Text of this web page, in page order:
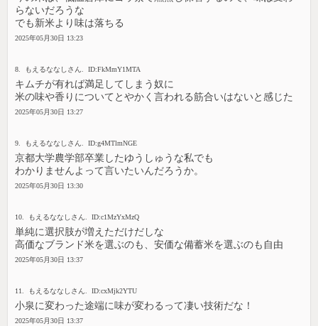
らないだろうな
でも新米より味は落ちる
2025年05月30日 13:23
8. もえるななしさん. ID:FkMmY1MTA
キムチが有れば満足してしまう奴に
米の味や香りについてとやかく言われる筋合いはないと感じた
2025年05月30日 13:27
9. もえるななしさん. ID:g4MTlmNGE
京都大学農学部卒業したゆうしゅうな私でも
わかりませんよって言いたいんだろうか。
2025年05月30日 13:30
10. もえるななしさん. ID:c1MzYxMzQ
単純に選択肢が増えただけだしな
高価なブランド米を選ぶのも、安価な備蓄米を選ぶのも自由
2025年05月30日 13:37
11. もえるななしさん. ID:cxMjk2YTU
小泉に変わった途端に味が変わるって凄い技術だな！
2025年05月30日 13:37